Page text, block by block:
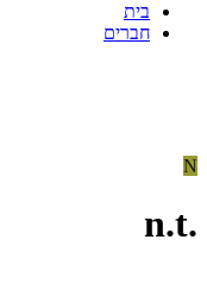
בית
חברים
N
n.t.